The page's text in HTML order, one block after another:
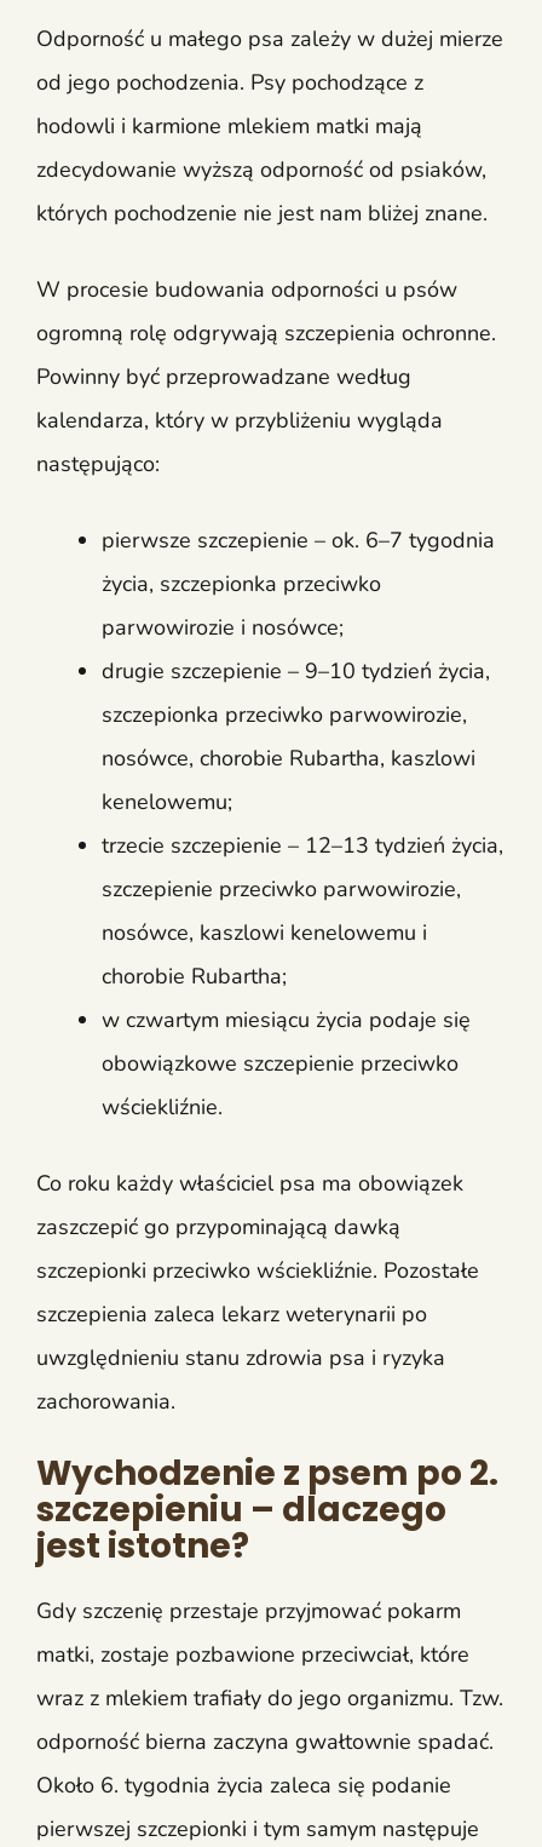
Odporność u małego psa zależy w dużej mierze
od jego pochodzenia. Psy pochodzące z
hodowli i karmione mlekiem matki mają
zdecydowanie wyższą odporność od psiaków,
których pochodzenie nie jest nam bliżej znane.
W procesie budowania odporności u psów
ogromną rolę odgrywają szczepienia ochronne.
Powinny być przeprowadzane według
kalendarza, który w przybliżeniu wygląda
następująco:
pierwsze szczepienie – ok. 6–7 tygodnia
życia, szczepionka przeciwko
parwowirozie i nosówce;
drugie szczepienie – 9–10 tydzień życia,
szczepionka przeciwko parwowirozie,
nosówce, chorobie Rubartha, kaszlowi
kenelowemu;
trzecie szczepienie – 12–13 tydzień życia,
szczepienie przeciwko parwowirozie,
nosówce, kaszlowi kenelowemu i
chorobie Rubartha;
w czwartym miesiącu życia podaje się
obowiązkowe szczepienie przeciwko
wściekliźnie.
Co roku każdy właściciel psa ma obowiązek
zaszczepić go przypominającą dawką
szczepionki przeciwko wściekliźnie. Pozostałe
szczepienia zaleca lekarz weterynarii po
uwzględnieniu stanu zdrowia psa i ryzyka
zachorowania.
Wychodzenie z psem po 2.
szczepieniu – dlaczego
jest istotne?
Gdy szczenię przestaje przyjmować pokarm
matki, zostaje pozbawione przeciwciał, które
wraz z mlekiem trafiały do jego organizmu. Tzw.
odporność bierna zaczyna gwałtownie spadać.
Około 6. tygodnia życia zaleca się podanie
pierwszej szczepionki i tym samym następuje